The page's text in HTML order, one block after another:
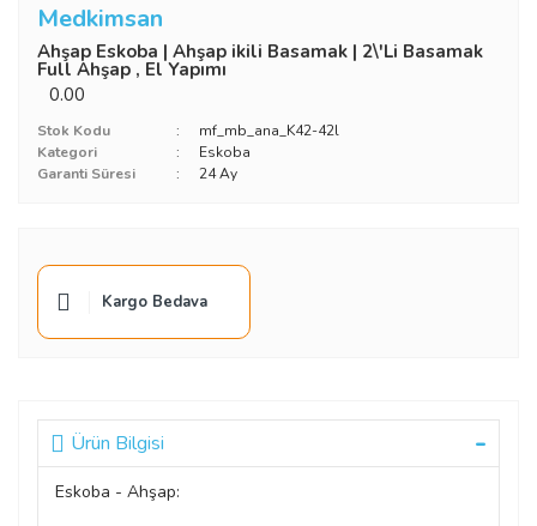
Medkimsan
Ahşap Eskoba | Ahşap ikili Basamak | 2\'Li Basamak
Full Ahşap , El Yapımı
0.00
Stok Kodu
mf_mb_ana_K42-42l
Kategori
Eskoba
Garanti Süresi
24 Ay
Kargo Bedava
Ürün Bilgisi
Eskoba - Ahşap: